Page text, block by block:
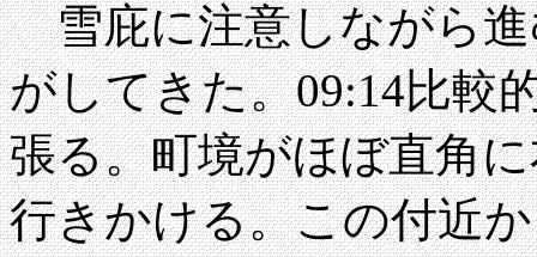
雪庇に注意しながら進
がしてきた。09:14比較
張る。町境がほぼ直角
行きかける。この付近